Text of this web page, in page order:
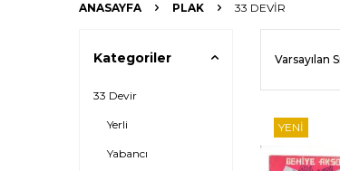
ANASAYFA PLAK 33 DEVIR
Kategoriler
33 Devir
Yerli
Yabancı
YENI